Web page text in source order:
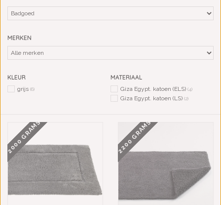
MERKEN
KLEUR
grijs (6)
MATERIAAL
Giza Egypt. katoen (ELS) (4)
Giza Egypt. katoen (LS) (2)
2000 GRAMS 2200 GRAMS